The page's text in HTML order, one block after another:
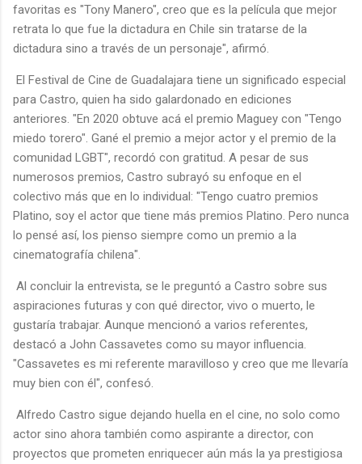
favoritas es "Tony Manero", creo que es la película que mejor
retrata lo que fue la dictadura en Chile sin tratarse de la
dictadura sino a través de un personaje", afirmó.
El Festival de Cine de Guadalajara tiene un significado especial
para Castro, quien ha sido galardonado en ediciones
anteriores. "En 2020 obtuve acá el premio Maguey con "Tengo
miedo torero". Gané el premio a mejor actor y el premio de la
comunidad LGBT", recordó con gratitud. A pesar de sus
numerosos premios, Castro subrayó su enfoque en el
colectivo más que en lo individual: "Tengo cuatro premios
Platino, soy el actor que tiene más premios Platino. Pero nunca
lo pensé así, los pienso siempre como un premio a la
cinematografía chilena".
Al concluir la entrevista, se le preguntó a Castro sobre sus
aspiraciones futuras y con qué director, vivo o muerto, le
gustaría trabajar. Aunque mencionó a varios referentes,
destacó a John Cassavetes como su mayor influencia.
"Cassavetes es mi referente maravilloso y creo que me llevaría
muy bien con él", confesó.
Alfredo Castro sigue dejando huella en el cine, no solo como
actor sino ahora también como aspirante a director, con
proyectos que prometen enriquecer aún más la ya prestigiosa